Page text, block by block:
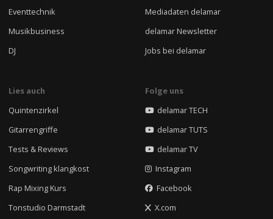
Eventtechnik
Musikbusiness
DJ
Mediadaten delamar
delamar Newsletter
Jobs bei delamar
Lies auch
Quintenzirkel
Gitarrengriffe
Tests & Reviews
Songwriting klangkost
Rap Mixing Kurs
Tonstudio Darmstadt
Folge uns
delamar TECH
delamar TUTS
delamar TV
Instagram
Facebook
X.com